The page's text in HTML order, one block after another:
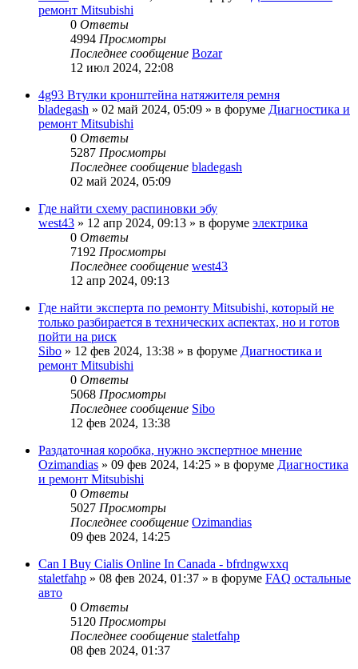
ремонт Mitsubishi
0 Ответы
4994 Просмотры
Последнее сообщение Bozar
12 июл 2024, 22:08
4g93 Втулки кронштейна натяжителя ремня
bladegash » 02 май 2024, 05:09 » в форуме Диагностика и
ремонт Mitsubishi
0 Ответы
5287 Просмотры
Последнее сообщение bladegash
02 май 2024, 05:09
Где найти схему распиновки эбу
west43 » 12 апр 2024, 09:13 » в форуме электрика
0 Ответы
7192 Просмотры
Последнее сообщение west43
12 апр 2024, 09:13
Где найти эксперта по ремонту Mitsubishi, который не
только разбирается в технических аспектах, но и готов
пойти на риск
Sibo » 12 фев 2024, 13:38 » в форуме Диагностика и
ремонт Mitsubishi
0 Ответы
5068 Просмотры
Последнее сообщение Sibo
12 фев 2024, 13:38
Раздаточная коробка, нужно экспертное мнение
Ozimandias » 09 фев 2024, 14:25 » в форуме Диагностика
и ремонт Mitsubishi
0 Ответы
5027 Просмотры
Последнее сообщение Ozimandias
09 фев 2024, 14:25
Can I Buy Cialis Online In Canada - bfrdngwxxq
staletfahp » 08 фев 2024, 01:37 » в форуме FAQ остальные
авто
0 Ответы
5120 Просмотры
Последнее сообщение staletfahp
08 фев 2024, 01:37